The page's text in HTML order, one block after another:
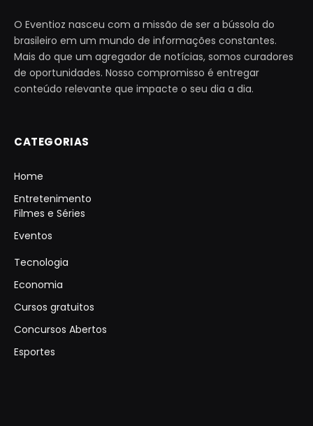
O Eventioz nasceu com a missão de ser a bússola do
brasileiro em um mundo de informações constantes.
Mais do que um agregador de notícias, somos curadores
de oportunidades. Nosso compromisso é entregar
conteúdo relevante que impacte o seu dia a dia.
CATEGORIAS
Home
Entretenimento
Filmes e Séries
Eventos
Tecnologia
Economia
Cursos gratuitos
Concursos Abertos
Esportes